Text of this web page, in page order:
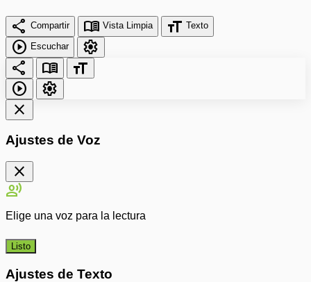
share Compartir menu_book Vista Limpia format_size Texto
play_circle Escuchar
settings
share
menu_book
format_size
play_circle
settings
close
Ajustes de Voz
close
record_voice_over
Elige una voz para la lectura
Listo
Ajustes de Texto